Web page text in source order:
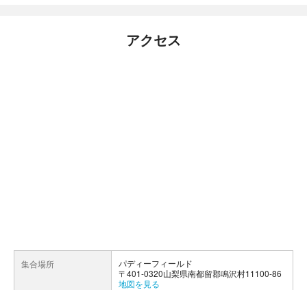
アクセス
集合場所
パディーフィールド
〒401-0320山梨県南都留郡鳴沢村11100-86
地図を見る